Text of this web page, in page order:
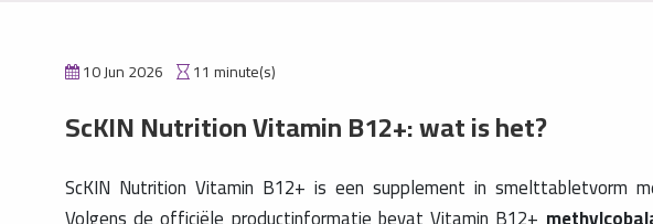
10 Jun 2026 11 minute(s)
ScKIN Nutrition Vitamin B12+: wat is het?
ScKIN Nutrition Vitamin B12+ is een supplement in smelttabletvorm